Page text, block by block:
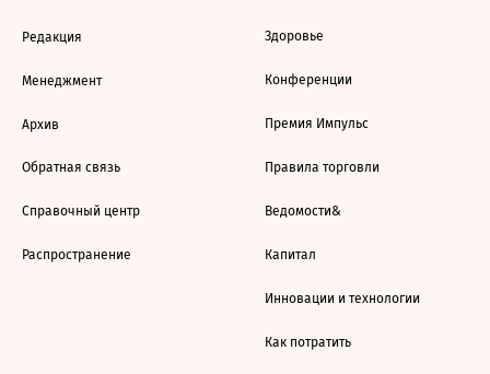
Редакция
Менеджмент
Архив
Обратная связь
Справочный центр
Распространение
Здоровье
Конференции
Премия Импульс
Правила торговли
Ведомости&
Капитал
Инновации и технологии
Как потратить